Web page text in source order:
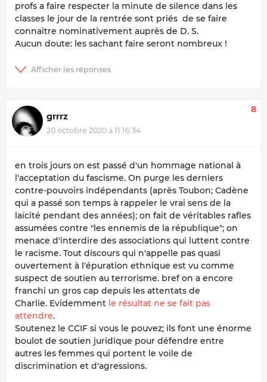
profs a faire respecter la minute de silence dans les
classes le jour de la rentrée sont priés de se faire
connaitre nominativement auprès de D. S.
Aucun doute: les sachant faire seront nombreux !
grrrz
20 octobre 2020 à 11:16:34
8
en trois jours on est passé d'un hommage national à
l'acceptation du fascisme. On purge les derniers
contre-pouvoirs indépendants (après Toubon; Cadène
qui a passé son temps à rappeler le vrai sens de la
laïcité pendant des années); on fait de véritables rafles
assumées contre "les ennemis de la république"; on
menace d'interdire des associations qui luttent contre
le racisme. Tout discours qui n'appelle pas quasi
ouvertement à l'épuration ethnique est vu comme
suspect de soutien au terrorisme. bref on a encore
franchi un gros cap depuis les attentats de
Charlie. Evidemment le résultat ne se fait pas
attendre.
Soutenez le CCIF si vous le pouvez; ils font une énorme
boulot de soutien juridique pour défendre entre
autres les femmes qui portent le voile de
discrimination et d'agressions.